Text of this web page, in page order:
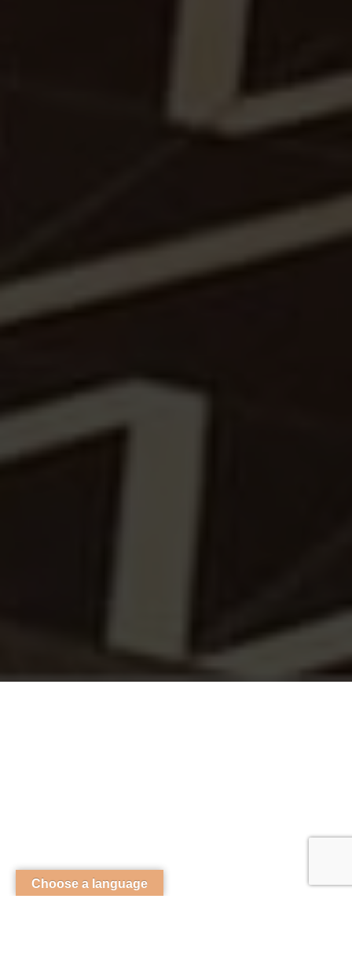
Choose a language